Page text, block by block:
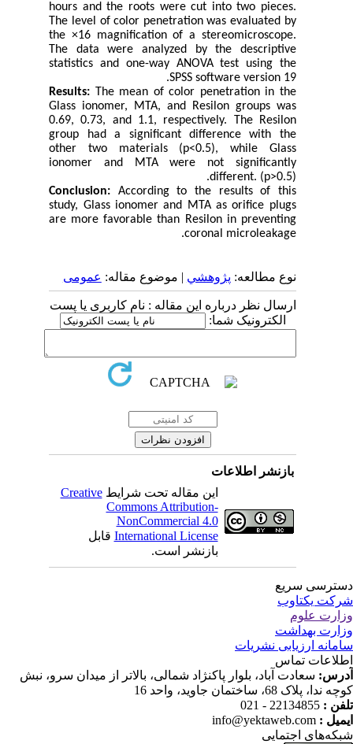
hours and the roots were cut into two pieces.
The level of color penetration was evaluated by
the ×16 magnification of a stereomicroscope.
The data were analyzed by the descriptive
statistics and one-way ANOVA test using the
SPSS software version 19.
Results:The mean of color penetration in the
Glass ionomer, MTA, and Resilon groups was
0.69, 0.73, and 1.1, respectively. The Resilon
group had a significant difference with the
other two materials (p<0.5), while Glass
ionomer and MTA were not significantly
different. (p>0.5).
Conclusion:According to the results of this
study, Glass ionomer and MTA as orifice plugs
are more favorable than Resilon in preventing
coronal microleakage.
نوع مطالعه:پژوهشي| موضوع مقاله:عمومى
ارسال نظر درباره این مقاله : نام کاربری یا پست
الکترونیک شما:
بازنشر اطلاعات
این مقاله تحت شرایطCreative
Commons Attribution-
NonCommercial 4.0
International Licenseقابل
بازنشر است.
سریع
یکتاوب
علوم
بهداشت
ارزیابی نشریات
تماس
سعادت آباد، بلوار پاکنژاد شمالی، بالاتر از میدان سرو، نبش
پلاک 68، ساختمان جاوید، واحد 16
:
22134855 - 021
:
info@yektaweb.com
اجتمایی